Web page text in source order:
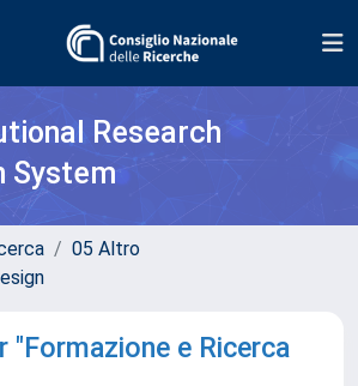
Research
System
05 Altro
"Formazione e Ricerca